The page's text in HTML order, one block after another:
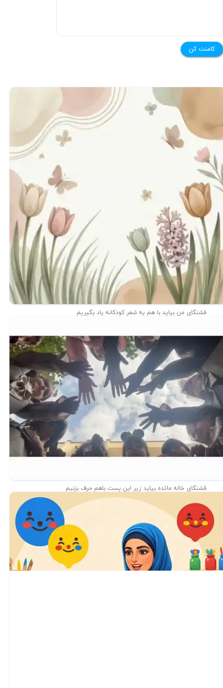
کامنت کن
قشنگای من بيايد با هم یه شعر کودکانه ياد بگیریم
قشنگای خاله مائده بیاید زیر این پست باهم حرف بزنیم